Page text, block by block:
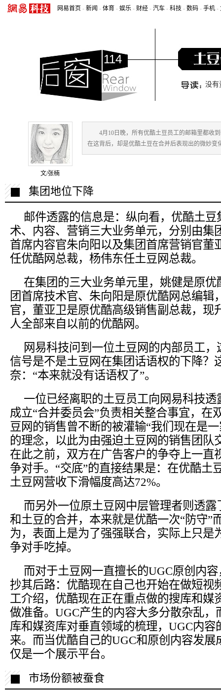
网易首页 - 新闻 - 体育 - 娱乐 - 财经 - 汽车 - 科技 - 数码 - 手机 -
没有
114
文/张楠
4月10日晚，所有优酷土豆员工的邮箱里都收
在这背后，却是优酷土豆在合并后表现出的微妙
集团地位下降
邮件透露的信息是：纵向看，优酷土
术、内容、营销三大业务单元，分别由集
首席内容官朱向阳以及集团首席营销官董
任优酷网总裁，杨伟东任土豆网总裁。
在集团的三大业务单元里，姚健是原
团首席技术官、朱向阳是原优酷网总编辑
官，董亚卫是原优酷高级销售副总裁，现
人全部来自以前的优酷网。
网易科技问到一位土豆网的内部员工
信号是不是土豆网在集团话语权的下降？
奈：“本来就没有话语权了”。
一位已经离职的土豆员工向网易科技
成立“合并委员会”负责相关整合事宜，在
豆网的销售曾不断的被灌输“我们现在是
的理念，以此为由强迫土豆网的销售团队
在此之前，双方在广告客户的争夺上一直
争对手。“交底”的直接结果是：在优酷土
土豆网营收下滑幅度高达72%。
而另外一位原土豆网中层管理者则透
和土豆的合并，本来就是优酷一次“防守”
为，表面上是为了强强联合，实际上只是
争对手吃掉。
而对于土豆网一直擅长的UGC原创内
抄其后路：优酷现在自己也开始在做短视
工介绍，优酷现在正在重点做的搜库和媒
做准备。UGC产生的内容大多分散杂乱
库和媒资库对垂直领域的梳理，UGC内
来。而当优酷自己的UGC和原创内容发
仅是一个展示平台。
市场份额被蚕食